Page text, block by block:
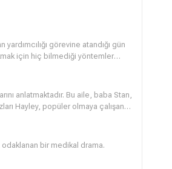
görevine atandığı gün
için hiç bilmediği yöntemler
anlatmaktadır. Bu aile, baba Stan,
Hayley, popüler olmaya çalışani
Alman bir kayakla atlamacının
bir medikal drama.